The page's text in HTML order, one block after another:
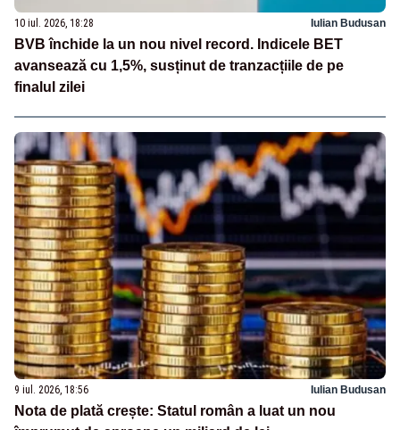
10 iul. 2026, 18:28 Iulian Budusan
BVB închide la un nou nivel record. Indicele BET
avansează cu 1,5%, susținut de tranzacțiile de pe
finalul zilei
9 iul. 2026, 18:56 Iulian Budusan
Nota de plată crește: Statul român a luat un nou